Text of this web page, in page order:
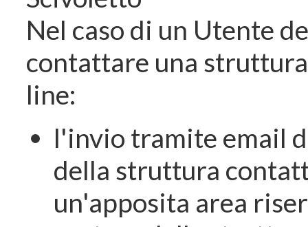
Nel caso di un Utente
contattare una
line:
l'invio tramite email
della struttura
un'apposita area